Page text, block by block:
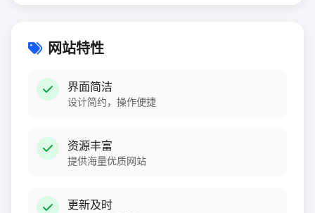
网站特性
界面简洁
设计简约，操作便捷
资源丰富
提供海量优质网站
更新及时